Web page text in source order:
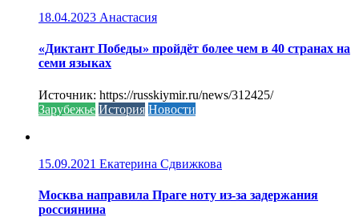
18.04.2023 Анастасия
«Диктант Победы» пройдёт более чем в 40 странах на
семи языках
Источник: https://russkiymir.ru/news/312425/
Зарубежье История Новости
15.09.2021 Екатерина Сдвижкова
Москва направила Праге ноту из-за задержания
россиянина